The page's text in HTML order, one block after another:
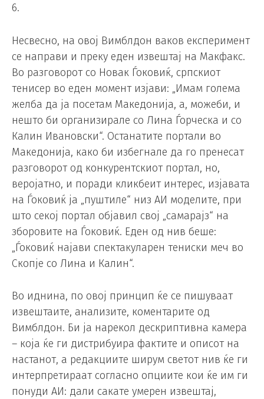
6.
Несвесно, на овој Вимблдон ваков експеримент
се направи и преку еден извештај на Макфакс.
Во разговорот со Новак Ѓоковиќ, српскиот
тенисер во еден момент изјави: „Имам голема
желба да ја посетам Македонија, а, можеби, и
нешто би организирале со Лина Ѓорческа и со
Калин Ивановски“. Останатите портали во
Македонија, како би избегнале да го пренесат
разговорот од конкурентскиот портал, но,
веројатно, и поради кликбеит интерес, изјавата
на Ѓоковиќ ја „пуштиле“ низ АИ моделите, при
што секој портал објавил свој „самарајз“ на
зборовите на Ѓоковиќ. Еден од нив беше:
„Ѓоковиќ најави спектакуларен тениски меч во
Скопје со Лина и Калин“.
Во иднина, по овој принцип ќе се пишуваат
извештаите, анализите, коментарите од
Вимблдон. Би ја нарекол дескриптивна камера
– која ќе ги дистрибуира фактите и описот на
настанот, а редакциите ширум светот нив ќе ги
интерпретираат согласно опциите кои ќе им ги
понуди АИ: дали сакате умерен извештај,